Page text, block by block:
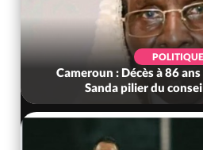
POLITIQUE
Cameroun : Décès à 86
Sanda pilier du